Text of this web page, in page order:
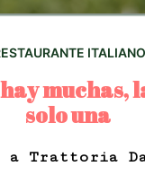
muchas,
solo una
a Trattoria